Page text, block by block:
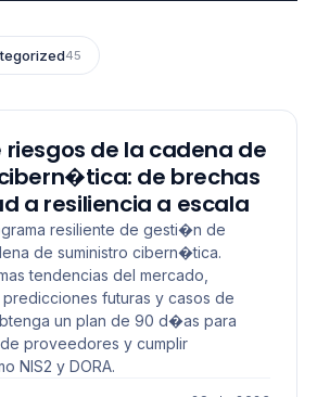
45
de la cadena de
de brechas
a resiliencia a escala
resiliente de gesti�n de
de suministro cibern�tica.
tendencias del mercado,
futuras y casos de
un plan de 90 d�as para
proveedores y cumplir
NIS2 y DORA.